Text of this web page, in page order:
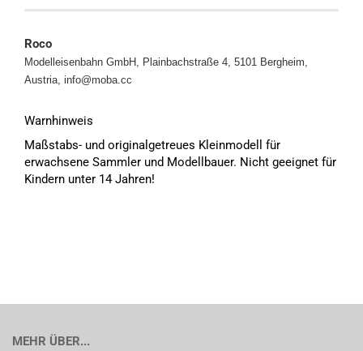
Roco
Modelleisenbahn GmbH, Plainbachstraße 4, 5101 Bergheim,
Austria, info@moba.cc
Warnhinweis
Maßstabs- und originalgetreues Kleinmodell für
erwachsene Sammler und Modellbauer. Nicht geeignet für
Kindern unter 14 Jahren!
MEHR ÜBER...